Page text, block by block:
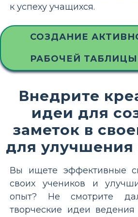
к успеху учащихся.
СОЗДАНИЕ
РАБОЧЕЙ ТАБЛИЦЫ
Внедрите
идеи для
заметок в
для улучшения
Вы ищете эффективные
своих учеников и
опыт? Не смотрите
творческие идеи